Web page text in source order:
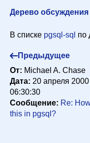
Дерево обсуждения
<reina@nsi.edu> 18
Re: Counting distinct
Re: Counting
Re: Counting
В списке pgsql-sql по
Предыдущее
От: Michael A. Chase
Дата: 20 апреля 2000
06:30:30
Сообщение: Re:
this in pgsql?